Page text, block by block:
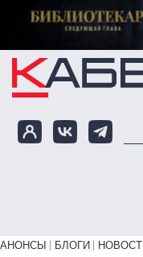
Перейти к основному
Primary links bottom
АНОНСЫ БЛОГИ